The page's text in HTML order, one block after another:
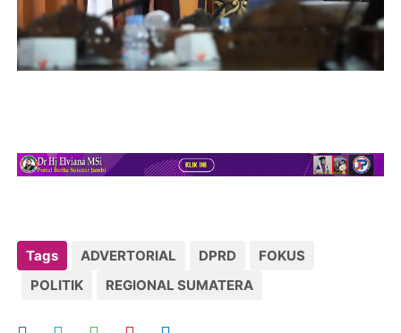
Tags ADVERTORIAL DPRD
FOKUS
POLITIK
REGIONAL SUMATERA